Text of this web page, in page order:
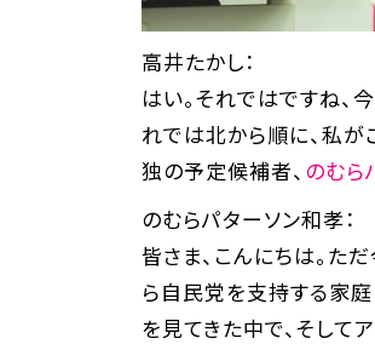
高井たかし：
はい。それではですね、
れでは北から順に、私が
独の予定候補者、 のむら
のむらパターソン和孝：
皆さま、こんにちは。た
ら自民党を支持する家庭
を見てきた中で、そして